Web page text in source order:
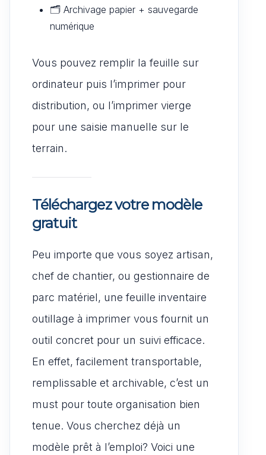
🗂️ Archivage papier + sauvegarde
numérique
Vous pouvez remplir la feuille sur
ordinateur puis l’imprimer pour
distribution, ou l’imprimer vierge
pour une saisie manuelle sur le
terrain.
Téléchargez votre modèle
gratuit
Peu importe que vous soyez artisan,
chef de chantier, ou gestionnaire de
parc matériel, une feuille inventaire
outillage à imprimer vous fournit un
outil concret pour un suivi efficace.
En effet, facilement transportable,
remplissable et archivable, c’est un
must pour toute organisation bien
tenue. Vous cherchez déjà un
modèle prêt à l’emploi? Voici une